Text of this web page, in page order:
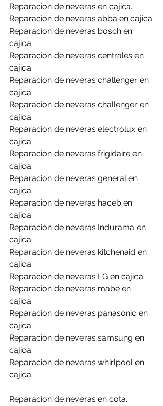
Reparacion de neveras en cajica.
Reparacion de neveras abba en cajica.
Reparacion de neveras bosch en
cajica.
Reparacion de neveras centrales en
cajica.
Reparacion de neveras challenger en
cajica.
Reparacion de neveras challenger en
cajica.
Reparacion de neveras electrolux en
cajica.
Reparacion de neveras frigidaire en
cajica.
Reparacion de neveras general en
cajica.
Reparacion de neveras haceb en
cajica.
Reparacion de neveras Indurama en
cajica.
Reparacion de neveras kitchenaid en
cajica.
Reparacion de neveras LG en cajica.
Reparacion de neveras mabe en
cajica.
Reparacion de neveras panasonic en
cajica.
Reparacion de neveras samsung en
cajica.
Reparacion de neveras whirlpool en
cajica.
Reparacion de neveras en cota.